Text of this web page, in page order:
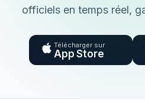
officiels en temps réel,
Télécharger sur
App Store